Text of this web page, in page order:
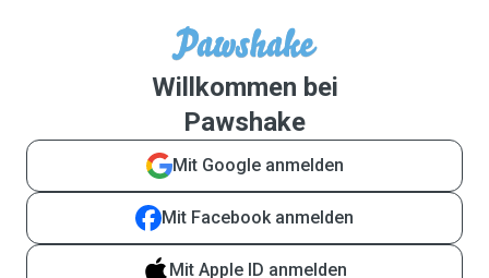
Willkommen bei
Pawshake
Mit Google anmelden
Mit Facebook anmelden
Mit Apple ID anmelden